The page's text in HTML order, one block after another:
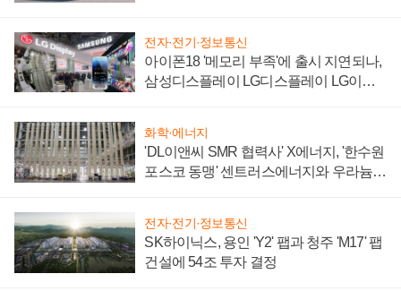
전자·전기·정보통신
아이폰18 '메모리 부족'에 출시 지연되나,
삼성디스플레이 LG디스플레이 LG이노
화학·에너지
'DL이앤씨 SMR 협력사' X에너지, '한수원
포스코 동맹' 센트러스에너지와 우라늄
전자·전기·정보통신
SK하이닉스, 용인 'Y2' 팹과 청주 'M17' 팹
건설에 54조 투자 결정